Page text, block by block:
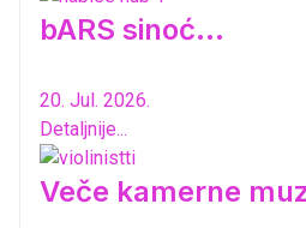
bARS sinoć...
20. Jul. 2026.
Detaljnije...
Veče kamerne